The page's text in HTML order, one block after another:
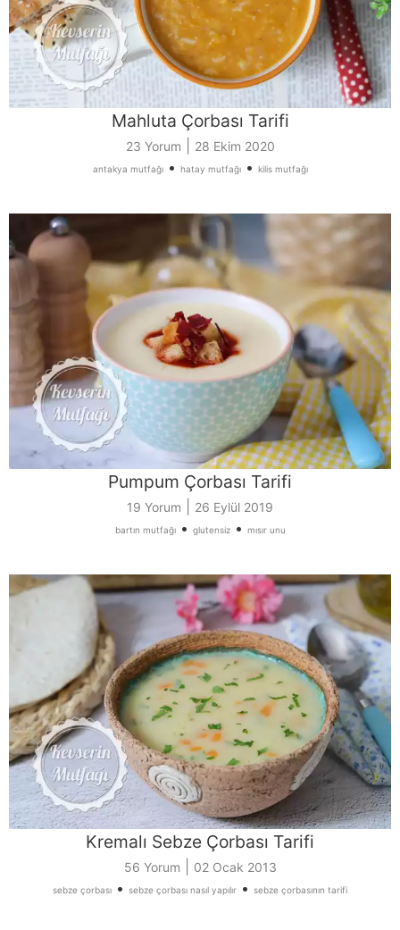
Mahluta Çorbası Tarifi
23 Yorum 28 Ekim 2020
antakya mutfağı• hatay mutfağı• kilis mutfağı
Pumpum Çorbası Tarifi
19 Yorum 26 Eylül 2019
bartın mutfağı• glutensiz• mısır unu
Kremalı Sebze Çorbası Tarifi
56 Yorum 02 Ocak 2013
sebze çorbası • sebze çorbası nasıl yapılır • sebze çorbasının tarifi